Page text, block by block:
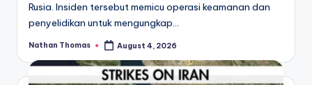
Rusia. Insiden tersebut memicu operasi keamanan dan
penyelidikan untuk mengungkap…
Posted
Nathan Thomas August 4, 2026